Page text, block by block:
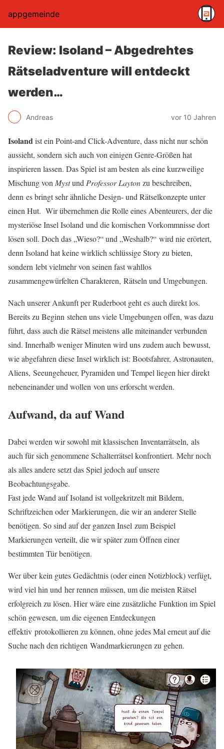
appgemeinde
Review: Isoland – Abgedrehtes
Rätseladventure will entdeckt
werden…
Andreas vor 10 Jahren
Isolandist ein Point-and Click-Adventure, dass nicht nur schön
aussieht, sondern sich auch von einigen Genre-Größen hat
inspirieren lassen. Das Spiel ist am besten als eine kurzweilige
Mischung von Mystund Professor Laytonzu beschreiben,
denn es bringt sehr ähnliche Design- und Rätselkonzepte unter
einen Hut. Wir übernehmen die Rolle eines Abenteurers, der die
mysteriöse Insel Isoland und die komischen Vorkommnisse dort
lösen soll. Doch das „Wieso?“ und „Weshalb?“ wird nie erörtert,
denn Isoland hat keine wirklich schlüssige Story zu bieten,
sondern lebt vielmehr von seinen fast wahllos
zusammengewürfelten Charakteren, Rätseln und Umgebungen.
Nach unserer Ankunft per Ruderboot geht es auch direkt los.
Bereits zu Beginn stehen uns viele Umgebungen offen, was dazu
führt, dass auch die Rätsel meistens alle miteinander verbunden
sind. Innerhalb weniger Minuten wird uns zudem auch bewusst,
wie abgefahren diese Insel wirklich ist: Bootsfahrer, Astronauten,
Aliens, Seeungeheuer, Pyramiden und Tempel liegen hier direkt
nebeneinander und wollen von uns erforscht werden.
Aufwand, da auf Wand
Dabei werden wir sowohl mit klassischen Inventarrätseln, als
auch für sich genommene Schalterrätsel konfrontiert. Mehr noch
als alles andere setzt das Spiel jedoch auf unsere
Beobachtungsgabe.
Fast jede Wand auf Isoland ist vollgekritzelt mit Bildern,
Schriftzeichen oder Markierungen, die wir an anderer Stelle
benötigen. So sind auf der ganzen Insel zum Beispiel
Markierungen verteilt, die wir später zum Öffnen einer
bestimmten Tür benötigen.
Wer über kein gutes Gedächtnis (oder einen Notizblock) verfügt,
wird viel hin und her rennen müssen, um die meisten Rätsel
erfolgreich zu lösen. Hier wäre eine zusätzliche Funktion im Spiel
schön gewesen, um die eigenen Entdeckungen
effektiv protokollieren zu können, ohne jedes Mal erneut auf die
Suche nach den richtigen Wandmarkierungen zu gehen.